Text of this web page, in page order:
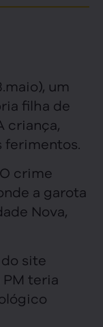
um
filha de
criança,
ferimentos.
crime
a garota
Nova,
site
teria